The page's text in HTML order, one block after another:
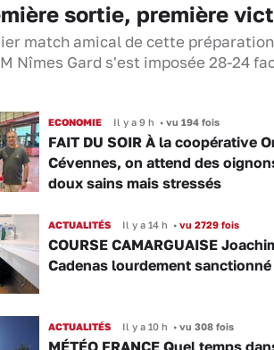
sortie, première
match amical de cette préparation
Nîmes Gard s'est imposée 28-24
ECONOMIE Il y a 9 h •vu 194 fois
FAIT DU SOIR À la coopérative
Cévennes, on attend des
doux sains mais stressés
ACTUALITÉS Il y a 14 h •vu 2729 fois
COURSE CAMARGUAISE
Cadenas lourdement sanctionné
ACTUALITÉS Il y a 10 h •vu 308 fois